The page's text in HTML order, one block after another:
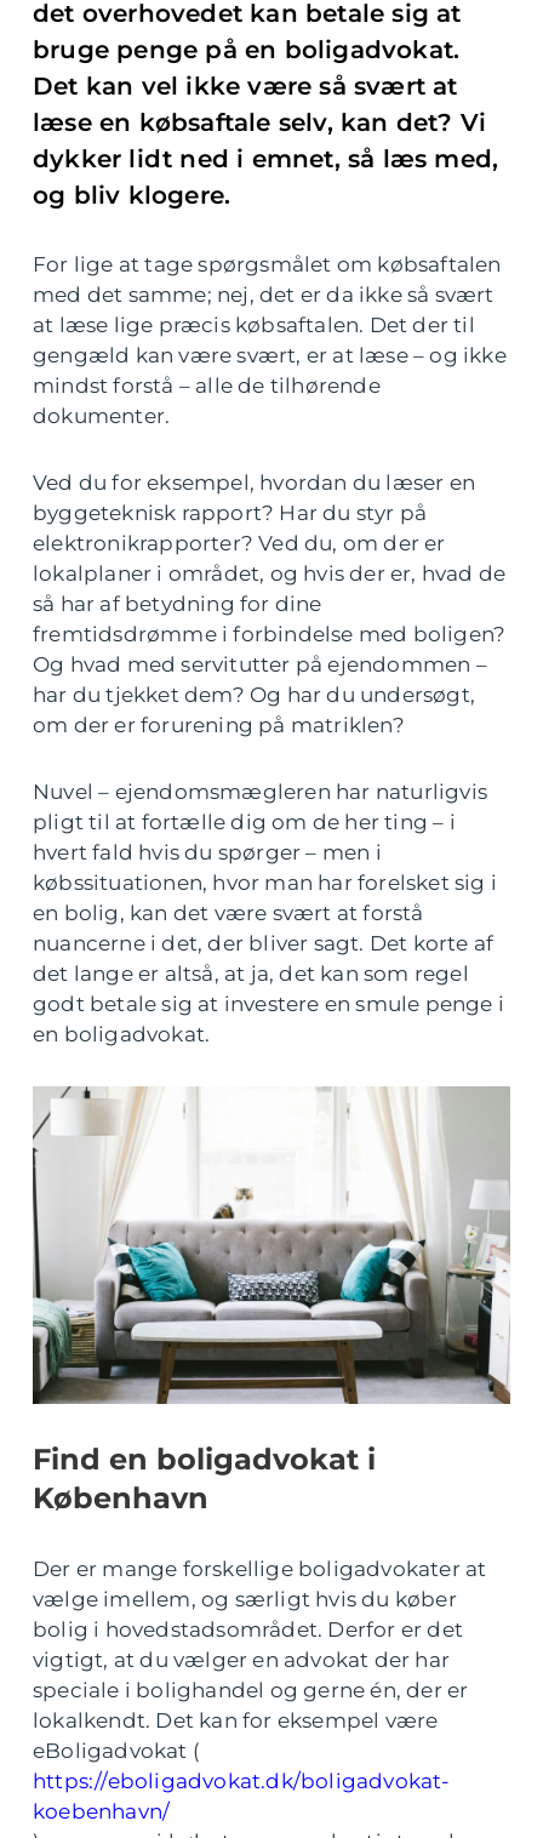
det overhovedet kan betale sig at
bruge penge på en boligadvokat.
Det kan vel ikke være så svært at
læse en købsaftale selv, kan det? Vi
dykker lidt ned i emnet, så læs med,
og bliv klogere.
For lige at tage spørgsmålet om købsaftalen
med det samme; nej, det er da ikke så svært
at læse lige præcis købsaftalen. Det der til
gengæld kan være svært, er at læse – og ikke
mindst forstå – alle de tilhørende
dokumenter.
Ved du for eksempel, hvordan du læser en
byggeteknisk rapport? Har du styr på
elektronikrapporter? Ved du, om der er
lokalplaner i området, og hvis der er, hvad de
så har af betydning for dine
fremtidsdrømme i forbindelse med boligen?
Og hvad med servitutter på ejendommen –
har du tjekket dem? Og har du undersøgt,
om der er forurening på matriklen?
Nuvel – ejendomsmægleren har naturligvis
pligt til at fortælle dig om de her ting – i
hvert fald hvis du spørger – men i
købssituationen, hvor man har forelsket sig i
en bolig, kan det være svært at forstå
nuancerne i det, der bliver sagt. Det korte af
det lange er altså, at ja, det kan som regel
godt betale sig at investere en smule penge i
en boligadvokat.
Find en boligadvokat i
København
Der er mange forskellige boligadvokater at
vælge imellem, og særligt hvis du køber
bolig i hovedstadsområdet. Derfor er det
vigtigt, at du vælger en advokat der har
speciale i bolighandel og gerne én, der er
lokalkendt. Det kan for eksempel være
eBoligadvokat (
https://eboligadvokat.dk/boligadvokat-
koebenhavn/